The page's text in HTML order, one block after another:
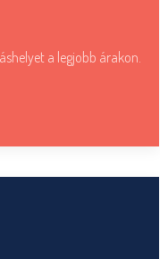
a legjobb árakon.